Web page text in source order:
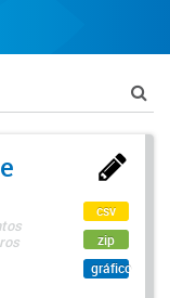
csv
zip
gráfico